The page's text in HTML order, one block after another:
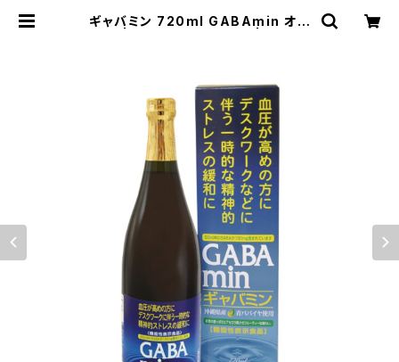
ギャバミン 720ml GABAmin オキ